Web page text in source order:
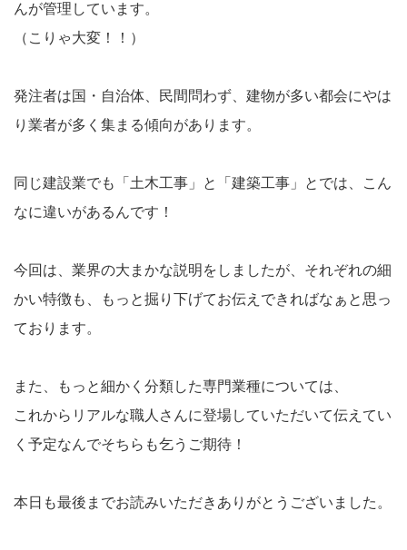
んが管理しています。
（こりゃ大変！！）
発注者は国・自治体、民間問わず、建物が多い都会にやは
り業者が多く集まる傾向があります。
同じ建設業でも「土木工事」と「建築工事」とでは、こん
なに違いがあるんです！
今回は、業界の大まかな説明をしましたが、それぞれの細
かい特徴も、もっと掘り下げてお伝えできればなぁと思っ
ております。
また、もっと細かく分類した専門業種については、
これからリアルな職人さんに登場していただいて伝えてい
く予定なんでそちらも乞うご期待！
本日も最後までお読みいただきありがとうございました。